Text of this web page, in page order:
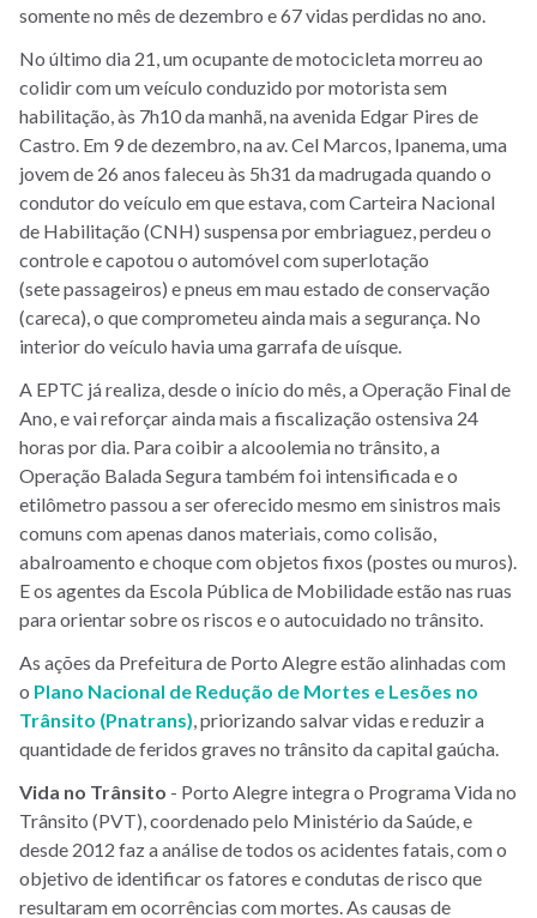
somente no mês de dezembro e 67 vidas perdidas no ano.
No último dia 21, um ocupante de motocicleta morreu ao
colidir com um veículo conduzido por motorista sem
habilitação, às 7h10 da manhã, na avenida Edgar Pires de
Castro. Em 9 de dezembro, na av. Cel Marcos, Ipanema, uma
jovem de 26 anos faleceu às 5h31 da madrugada quando o
condutor do veículo em que estava, com Carteira Nacional
de Habilitação (CNH) suspensa por embriaguez, perdeu o
controle e capotou o automóvel com superlotação
(sete passageiros) e pneus em mau estado de conservação
(careca), o que comprometeu ainda mais a segurança. No
interior do veículo havia uma garrafa de uísque.
A EPTC já realiza, desde o início do mês, a Operação Final de
Ano, e vai reforçar ainda mais a fiscalização ostensiva 24
horas por dia. Para coibir a alcoolemia no trânsito, a
Operação Balada Segura também foi intensificada e o
etilômetro passou a ser oferecido mesmo em sinistros mais
comuns com apenas danos materiais, como colisão,
abalroamento e choque com objetos fixos (postes ou muros).
E os agentes da Escola Pública de Mobilidade estão nas ruas
para orientar sobre os riscos e o autocuidado no trânsito.
As ações da Prefeitura de Porto Alegre estão alinhadas com
o Plano Nacional de Redução de Mortes e Lesões no
Trânsito (Pnatrans), priorizando salvar vidas e reduzir a
quantidade de feridos graves no trânsito da capital gaúcha.
Vida no Trânsito - Porto Alegre integra o Programa Vida no
Trânsito (PVT), coordenado pelo Ministério da Saúde, e
desde 2012 faz a análise de todos os acidentes fatais, com o
objetivo de identificar os fatores e condutas de risco que
resultaram em ocorrências com mortes. As causas de